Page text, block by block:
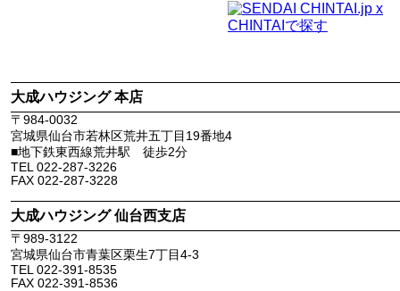
大成ハウジング 本店
〒 984-0032
宮城県仙台市若林区荒井五丁目19番地4
■地下鉄東西線荒井駅 徒歩2分
TEL 022-287-3226
FAX 022-287-3228
大成ハウジング 仙台西支店
〒 989-3122
宮城県仙台市青葉区栗生7丁目4-3
TEL 022-391-8535
FAX 022-391-8536